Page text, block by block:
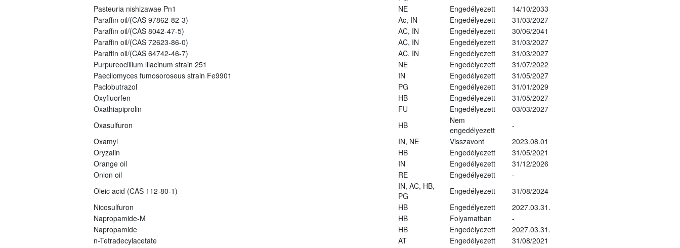
Pasteuria nishizawae Pn1
NE Engedélyezett
14/10/2033
Paraffin oil/(CAS 97862-82-3)
Ac, IN Engedélyezett
31/03/2027
Paraffin oil/(CAS 8042-47-5)
AC, IN Engedélyezett
30/06/2041
Paraffin oil/(CAS 72623-86-0)
AC, IN Engedélyezett
31/03/2027
Paraffin oil/(CAS 64742-46-7)
AC, IN Engedélyezett
31/03/2027
Purpureocillium lilacinum strain 251
NE Engedélyezett
31/07/2022
Paecilomyces fumosoroseus strain Fe9901
IN Engedélyezett
31/05/2027
Paclobutrazol
PG Engedélyezett
31/01/2029
Oxyfluorfen
HB Engedélyezett
31/05/2027
Oxathiapiprolin
FU Engedélyezett
03/03/2027
Oxasulfuron
HB
Nem
engedélyezett
-
Oxamyl
IN, NE Visszavont
2023.08.01
Oryzalin
HB Engedélyezett
31/05/2021
Orange oil
IN Engedélyezett
31/12/2026
Onion oil
RE Engedélyezett
-
Oleic acid (CAS 112-80-1)
IN, AC, HB,
PG
Engedélyezett
31/08/2024
Nicosulfuron
HB Engedélyezett
2027.03.31.
Napropamide-M
HB Folyamatban
-
Napropamide
HB Engedélyezett
2027.03.31.
n-Tetradecylacetate
AT Engedélyezett
31/08/2021